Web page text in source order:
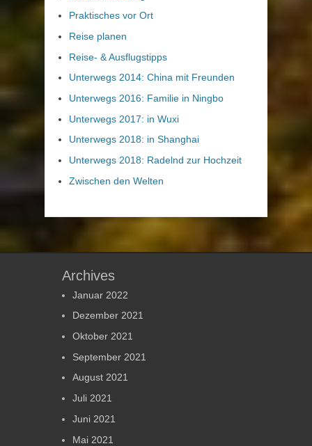
Praktisches vor Ort
Reise planen
Reise- & Ausflugstipps
Unterwegs 2014: China mit Freunden
Unterwegs 2016: Familie in Ningbo
Unterwegs 2017: in Wuxi
Unterwegs 2018: in Shanghai
Unterwegs 2018: Radelnd zur Hochzeit
Zwischen den Welten
Archives
Januar 2022
Dezember 2021
Oktober 2021
September 2021
August 2021
Juli 2021
Juni 2021
Mai 2021